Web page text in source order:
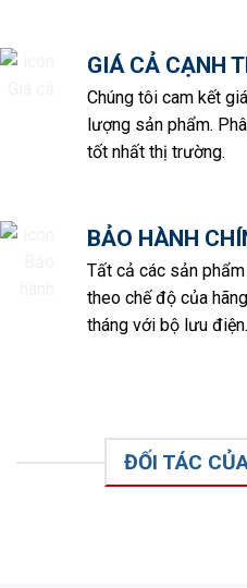
GIÁ CẢ CẠNH
Chúng tôi cam kết
lượng sản phẩm.
tốt nhất thị trường.
BẢO HÀNH
Tất cả các sản
theo chế độ của
tháng với bộ lưu điện.
ĐỐI TÁC